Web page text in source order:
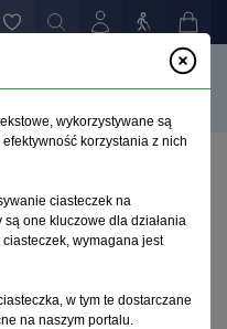
– postępowanie
wykorzystywane są
korzystania z nich
ciasteczek na
one kluczowe dla działania
wymagana jest
w tym te dostarczane
na naszym portalu.